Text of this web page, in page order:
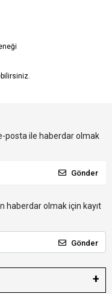
posta ile haberdar olmak
Gönder
haberdar olmak için kayıt
Gönder